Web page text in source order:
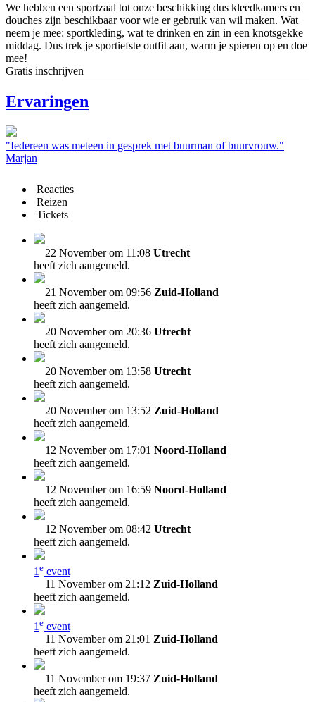
We hebben een sportzaal tot onze beschikking dus kleedkamers en
douches zijn beschikbaar voor wie er gebruik van wil maken. Wat
neem je mee: sportkleding, wat te drinken en zin in een knotsgekke
middag. Dus trek je sportiefste outfit aan, warm je spieren op en doe
mee!
Gratis inschrijven
Ervaringen
"Iedereen was meteen in gesprek met buurman of buurvrouw."
Marjan
Reacties
Reizen
Tickets
22 November om 11:08 Utrecht
heeft zich aangemeld.
21 November om 09:56 Zuid-Holland
heeft zich aangemeld.
20 November om 20:36 Utrecht
heeft zich aangemeld.
20 November om 13:58 Utrecht
heeft zich aangemeld.
20 November om 13:52 Zuid-Holland
heeft zich aangemeld.
12 November om 17:01 Noord-Holland
heeft zich aangemeld.
12 November om 16:59 Noord-Holland
heeft zich aangemeld.
12 November om 08:42 Utrecht
heeft zich aangemeld.
1 e event
11 November om 21:12 Zuid-Holland
heeft zich aangemeld.
1 e event
11 November om 21:01 Zuid-Holland
heeft zich aangemeld.
11 November om 19:37 Zuid-Holland
heeft zich aangemeld.